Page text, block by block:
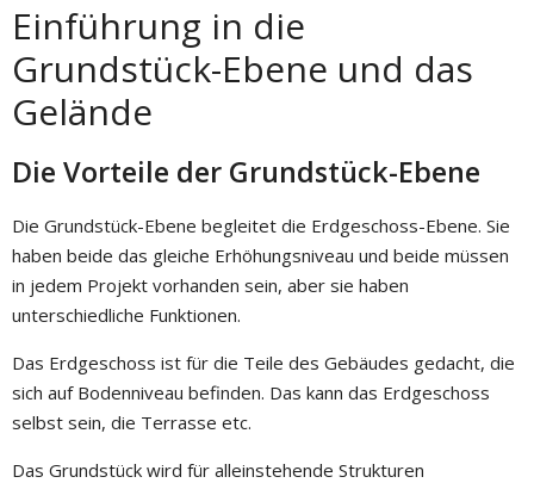
Einführung in die
Grundstück-Ebene und das
Gelände
Die Vorteile der Grundstück-Ebene
Die Grundstück-Ebene begleitet die Erdgeschoss-Ebene. Sie
haben beide das gleiche Erhöhungsniveau und beide müssen
in jedem Projekt vorhanden sein, aber sie haben
unterschiedliche Funktionen.
Das Erdgeschoss ist für die Teile des Gebäudes gedacht, die
sich auf Bodenniveau befinden. Das kann das Erdgeschoss
selbst sein, die Terrasse etc.
Das Grundstück wird für alleinstehende Strukturen